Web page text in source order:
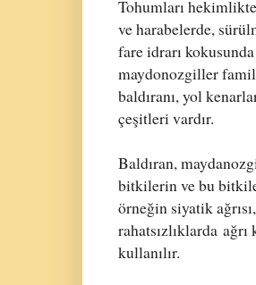
Tohumları
ve harabelerde,
fare idrarı
maydonozgiller
baldıranı, yol
çeşitleri vardır.
Baldıran,
bitkilerin ve bu
örneğin siyatik
rahatsızlıklarda ağrı
kullanılır.